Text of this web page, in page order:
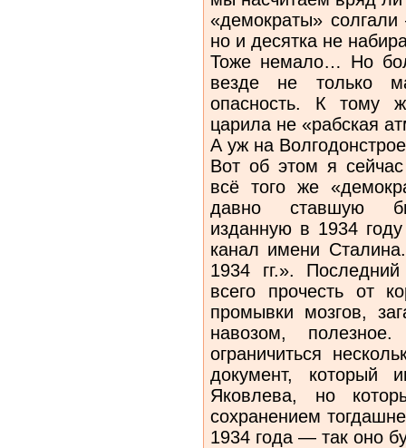
«демократы»
но и десятка не
Тоже немало… Но
везде не только
опасность. К тому
царила не «рабская
А уж на
Вот об этом я
всё того же
давно ставшую
изданную в 1934
канал имени
1934 гг.».
всего прочесть от
промывки мозгов,
навозом,
ограничиться
документ, который
Яковлева, но
сохранением
1934 года — так оно